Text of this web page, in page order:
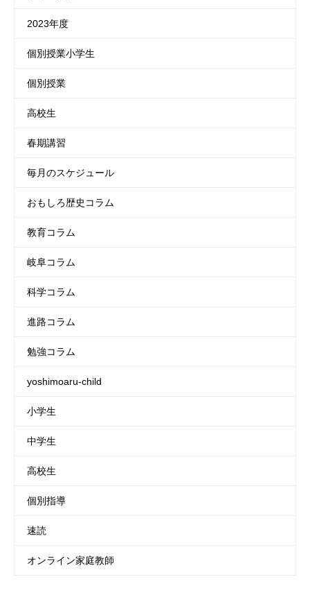
2023年度
個別授業小学生
個別授業
高校生
春期講習
毎月のスケジュール
おもしろ歴史コラム
教育コラム
岐阜コラム
科学コラム
進路コラム
勉強コラム
yoshimoaru-child
小学生
中学生
高校生
個別指導
速読
オンライン家庭教師